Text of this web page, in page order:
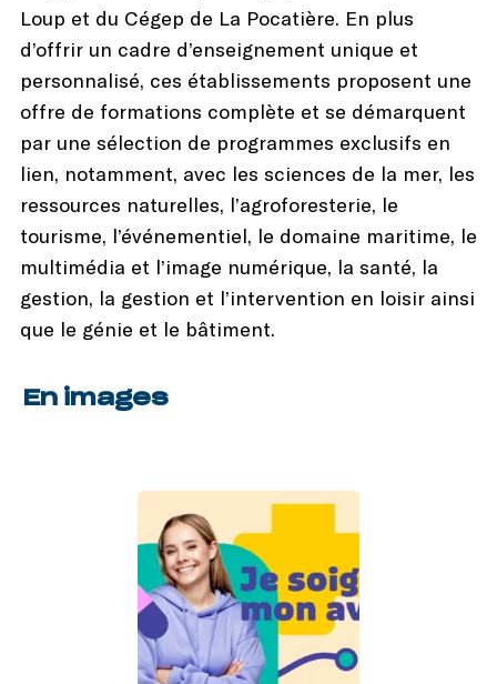
Loup et du Cégep de La Pocatière. En plus
d’offrir un cadre d’enseignement unique et
personnalisé, ces établissements proposent une
offre de formations complète et se démarquent
par une sélection de programmes exclusifs en
lien, notamment, avec les sciences de la mer, les
ressources naturelles, l’agroforesterie, le
tourisme, l’événementiel, le domaine maritime, le
multimédia et l’image numérique, la santé, la
gestion, la gestion et l’intervention en loisir ainsi
que le génie et le bâtiment.
En images